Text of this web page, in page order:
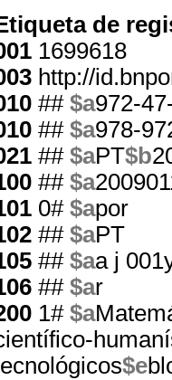
de
1699618
http://
## $a972-
## $a978-
## $aPT$b
## $a
0# $apor
## $aPT
## $aa j
## $ar
1# $a
$e